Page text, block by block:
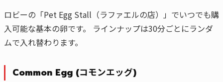
ロビーの「Pet Egg Stall（ラファエルの店）」でいつでも購
入可能な基本の卵です。 ラインナップは30分ごとにランダ
ムで入れ替わります。
Common Egg (コモンエッグ)